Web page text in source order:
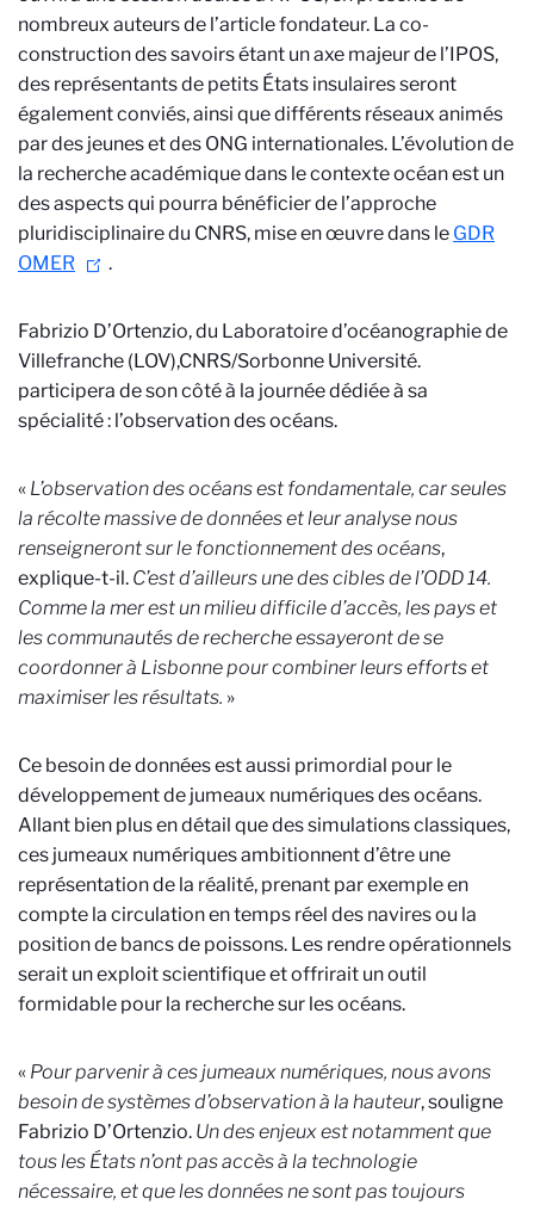
nombreux auteurs de l’article fondateur. La co-
construction des savoirs étant un axe majeur de l’IPOS,
des représentants de petits États insulaires seront
également conviés, ainsi que différents réseaux animés
par des jeunes et des ONG internationales. L’évolution de
la recherche académique dans le contexte océan est un
des aspects qui pourra bénéficier de l’approche
pluridisciplinaire du CNRS, mise en œuvre dans le GDR
OMER
.
Fabrizio D’Ortenzio, du Laboratoire d’océanographie de
Villefranche (LOV),CNRS/Sorbonne Université.
participera de son côté à la journée dédiée à sa
spécialité : l’observation des océans.
« L’observation des océans est fondamentale, car seules
la récolte massive de données et leur analyse nous
renseigneront sur le fonctionnement des océans,
explique-t-il. C’est d’ailleurs une des cibles de l’ODD 14.
Comme la mer est un milieu difficile d’accès, les pays et
les communautés de recherche essayeront de se
coordonner à Lisbonne pour combiner leurs efforts et
maximiser les résultats. »
Ce besoin de données est aussi primordial pour le
développement de jumeaux numériques des océans.
Allant bien plus en détail que des simulations classiques,
ces jumeaux numériques ambitionnent d’être une
représentation de la réalité, prenant par exemple en
compte la circulation en temps réel des navires ou la
position de bancs de poissons. Les rendre opérationnels
serait un exploit scientifique et offrirait un outil
formidable pour la recherche sur les océans.
« Pour parvenir à ces jumeaux numériques, nous avons
besoin de systèmes d’observation à la hauteur, souligne
Fabrizio D’Ortenzio. Un des enjeux est notamment que
tous les États n’ont pas accès à la technologie
nécessaire, et que les données ne sont pas toujours